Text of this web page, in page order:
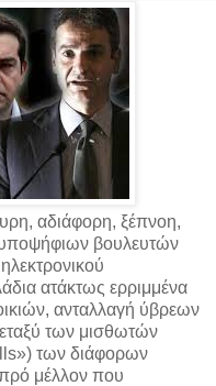
αδιάφορη, ξέπνοη,
βουλευτών
ατάκτως ερριμμένα
ανταλλαγή ύβρεων
των μισθωτών
των διάφορων
μέλλον που